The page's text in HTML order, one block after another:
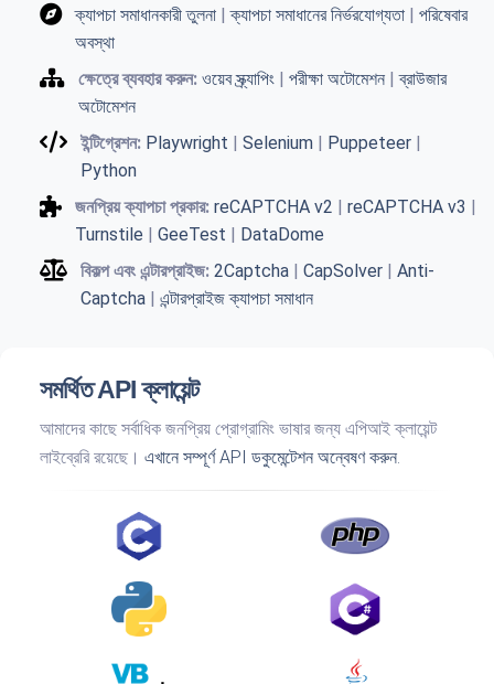
ক্যাপচা সমাধানকারী তুলনা |ক্যাপচা সমাধানের নির্ভরযোগ্যতা | পরিষেবার
অবস্থা
ক্ষেত্রে ব্যবহার করুন: ওয়েব স্ক্র্যাপিং | পরীক্ষা অটোমেশন |ব্রাউজার
অটোমেশন
ইন্টিগ্রেশন: Playwright | Selenium | Puppeteer |
Python
জনপ্রিয় ক্যাপচা প্রকার: reCAPTCHA v2 | reCAPTCHA v3 |
Turnstile | GeeTest | DataDome
বিকল্প এবং এন্টারপ্রাইজ: 2Captcha | CapSolver | Anti-
Captcha | এন্টারপ্রাইজ ক্যাপচা সমাধান
সমর্থিত API ক্লায়েন্ট
আমাদের কাছে সর্বাধিক জনপ্রিয় প্রোগ্রামিং ভাষার জন্য এপিআই ক্লায়েন্ট
লাইব্রেরি রয়েছে। এখানে সম্পূর্ণ API ডকুমেন্টেশন অন্বেষণ করুন.